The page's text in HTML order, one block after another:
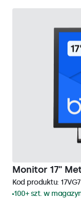
Monitor 17"
Kod produktu:
100+ szt. w